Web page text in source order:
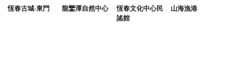
恆春古城-東門 龍鑾潭自然中心
恆春文化中心民
謠館
山海漁港